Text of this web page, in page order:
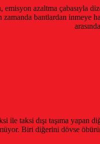
azaltma çabasıyla
zamanda bantlardan
ile taksi dışı taşıma yapan
Biri diğerini dövse